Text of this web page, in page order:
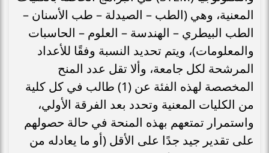
المعنية، وهي (الطب – الصيدلة – طب الأسنان –
الطب البيطري – الهندسة – العلوم – الحاسبات
والمعلومات)، ويتم تحديد النسبة وفقًا للأعداد
المرشحة لكل جامعة، وألا تقل عدد المنح
المخصصة لهذه الفئة عن (1) طالب في كل كلية
من الكليات المعنية وتحدد بعد الفرقة الأولي،
واستمرار تمتعهم بهذه المنحة في حالة حصولهم
على تقدير جيد جدًا على الأقل (أو ما يعادله من